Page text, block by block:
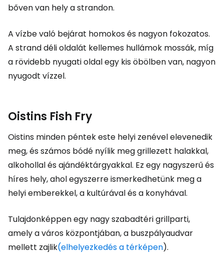
bőven van hely a strandon.
A vízbe való bejárat homokos és nagyon fokozatos.
A strand déli oldalát kellemes hullámok mossák, míg
a rövidebb nyugati oldal egy kis öbölben van, nagyon
nyugodt vízzel.
Oistins Fish Fry
Oistins minden péntek este helyi zenével elevenedik
meg, és számos bódé nyílik meg grillezett halakkal,
alkohollal és ajándéktárgyakkal. Ez egy nagyszerű és
híres hely, ahol egyszerre ismerkedhetünk meg a
helyi emberekkel, a kultúrával és a konyhával.
Tulajdonképpen egy nagy szabadtéri grillparti,
amely a város központjában, a buszpályaudvar
mellett zajlik(elhelyezkedés a térképen).